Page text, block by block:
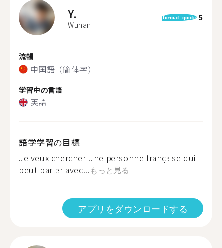
Y.
Wuhan
format_quote 5
流暢
中国語（簡体字）
学習中の言語
英語
語学学習の目標
Je veux chercher une personne française qui
peut parler avec...もっと見る
アプリをダウンロードする